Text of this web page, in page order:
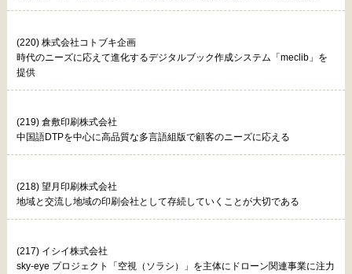
(220) 株式会社コトブキ企画
時代のニーズに応えて進化するデジタルブック作成システム「meclib」を
提供
(219) 倉敷印刷株式会社
中国語DTPを中心に高品質な多言語組版で顧客のニーズに応える
(218) 望月印刷株式会社
地域と交流し地域の印刷会社として存続していくことが大切である
(217) イシイ株式会社
sky-eye プロジェクト「空視（ソラシ）」を主体にドローン関連事業に注力